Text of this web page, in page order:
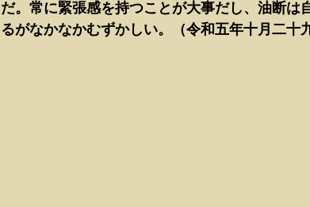
だ。常に緊張感を持つことが大事だし、油断は
るがなかなかむずかしい。（令和五年十月二十